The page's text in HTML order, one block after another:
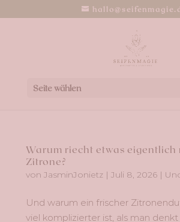
Seite wählen
Warum riecht etwas eigentlich
Zitrone?
vonJasminJonietz |Juli 8, 2026 |
Und warum ein frischer
viel komplizierter ist, als man denkt